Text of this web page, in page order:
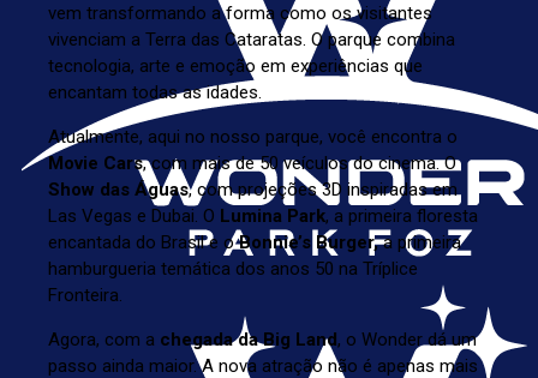
vem transformando a forma como os visitantes
vivenciam a Terra das Cataratas. O parque combina
tecnologia, arte e emoção em experiências que
encantam todas as idades.
Atualmente, aqui no nosso parque, você encontra o
Movie Cars, com mais de 50 veículos do cinema. O
Show das Águas, com projeções 3D inspiradas em
Las Vegas e Dubai. O Lumina Park, a primeira floresta
encantada do Brasil e oBonnie’s Burger,a primeira
hamburgueria temática dos anos 50 na Tríplice
Fronteira.
Agora, com a chegada da Big Land, o Wonder dá um
passo ainda maior. A nova atração não é apenas mais